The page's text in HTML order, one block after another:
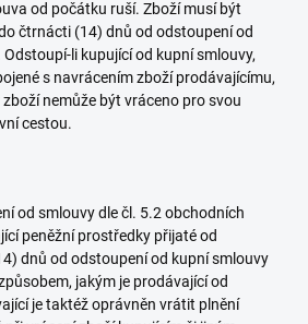
od počátku ruší. Zboží musí být
čtrnácti (14) dnů od odstoupení od
li kupující od kupní smlouvy,
s navrácením zboží prodávajícímu,
nemůže být vráceno pro svou
cestou.
od smlouvy dle čl. 5.2 obchodních
peněžní prostředky přijaté od
dnů od odstoupení od kupní smlouvy
jakým je prodávající od
je taktéž oprávněn vrátit plnění